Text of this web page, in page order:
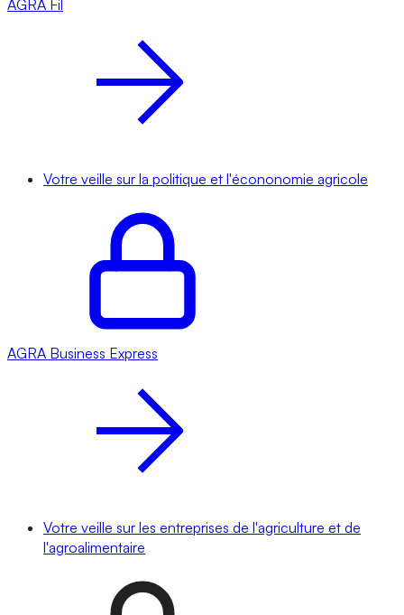
AGRA Fil
Votre veille sur la politique et l'écononomie agricole
AGRA Business Express
Votre veille sur les entreprises de l'agriculture et de
l'agroalimentaire